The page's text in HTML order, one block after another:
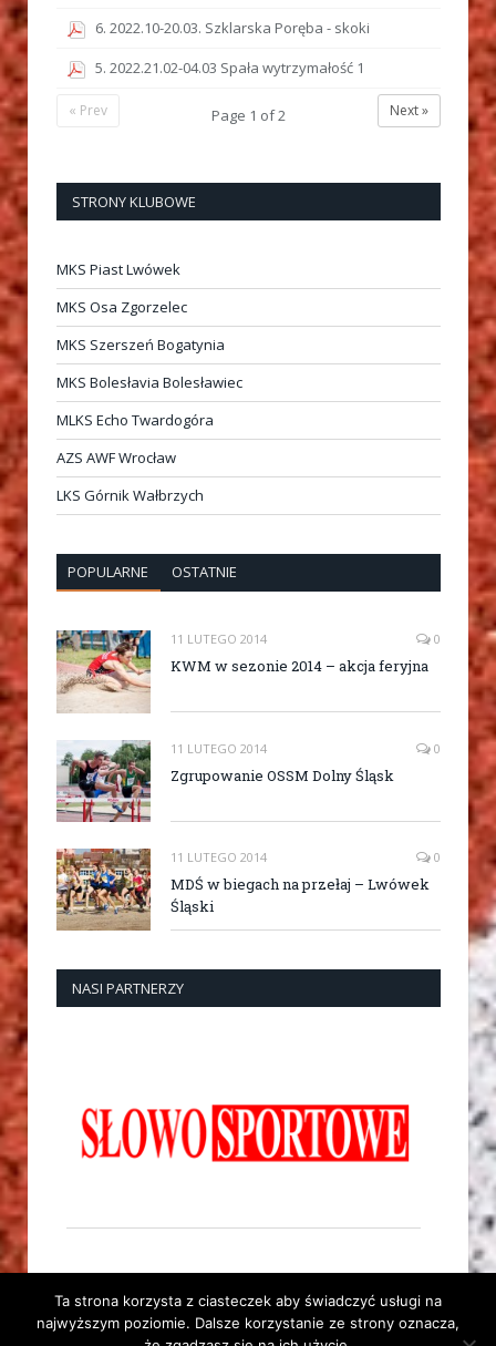
6. 2022.10-20.03. Szklarska Poręba - skoki
5. 2022.21.02-04.03 Spała wytrzymałość 1
Next »
Page 1 of2
« Prev
STRONY KLUBOWE
MKS Piast Lwówek
MKS Osa Zgorzelec
MKS Szerszeń Bogatynia
MKS Bolesłavia Bolesławiec
MLKS Echo Twardogóra
AZS AWF Wrocław
LKS Górnik Wałbrzych
POPULARNE OSTATNIE
11 LUTEGO 2014 0
KWM w sezonie 2014 – akcja feryjna
11 LUTEGO 2014 0
Zgrupowanie OSSM Dolny Śląsk
11 LUTEGO 2014 0
MDŚ w biegach na przełaj – Lwówek
Śląski
NASI PARTNERZY
Ta strona korzysta z ciasteczek aby świadczyć usługi na
najwyższym poziomie. Dalsze korzystanie ze strony oznacza,